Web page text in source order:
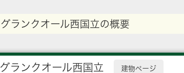
グランクオール西国立の概要
グランクオール西国立 建物ページ